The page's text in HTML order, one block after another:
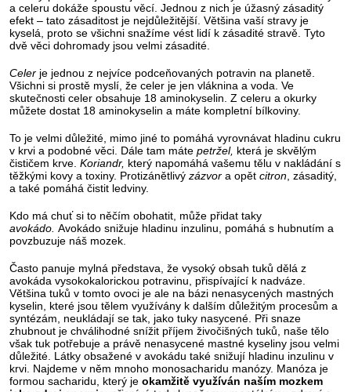
a celeru dokáže spoustu věcí. Jednou z nich je úžasný zásaditý
efekt – tato zásaditost je nejdůležitější. Většina vaší stravy je
kyselá, proto se všichni snažíme vést lidí k zásadité stravě. Tyto
dvě věci dohromady jsou velmi zásadité.
Celer je jednou z nejvíce podceňovaných potravin na planetě.
Všichni si prostě myslí, že celer je jen vláknina a voda. Ve
skutečnosti celer obsahuje 18 aminokyselin. Z celeru a okurky
můžete dostat 18 aminokyselin a máte kompletní bílkoviny.
To je velmi důležité, mimo jiné to pomáhá vyrovnávat hladinu cukru
v krvi a podobné věci. Dále tam máte petržel, která je skvělým
čističem krve. Koriandr, který napomáhá vašemu tělu v nakládání s
těžkými kovy a toxiny. Protizánětlivý zázvor a opět citron , zásaditý,
a také pomáhá čistit ledviny.
Kdo má chuť si to něčím obohatit, může přidat taky
avokádo. Avokádo snižuje hladinu inzulinu, pomáhá s hubnutím a
povzbuzuje náš mozek.
Často panuje mylná představa, že vysoký obsah tuků dělá z
avokáda vysokokalorickou potravinu, přispívající k nadváze.
Většina tuků v tomto ovoci je ale na bázi nenasycených mastných
kyselin, které jsou tělem využívány k dalším důležitým procesům a
syntézám, neukládají se tak, jako tuky nasycené. Při snaze
zhubnout je chválihodné snížit příjem živočišných tuků, naše tělo
však tuk potřebuje a právě nenasycené mastné kyseliny jsou velmi
důležité. Látky obsažené v avokádu také snižují hladinu inzulinu v
krvi. Najdeme v něm mnoho monosacharidu manózy. Manóza je
formou sacharidu, který je okamžitě využíván naším mozkem